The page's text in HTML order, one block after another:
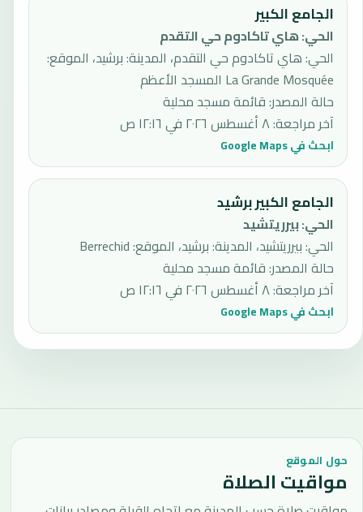
الجامع الكبير
الحي:هاي تاكادوم حي التقدم
الحي: هاي تاكادوم حي التقدم، المدينة: برشيد، الموقع:
La Grande Mosquée المسجد الأعظم
حالة المصدر:قائمة مسجد محلية
آخر مراجعة:٨ أغسطس ٢٠٢٦ في ١٢:١٦ ص
ابحث في Google Maps
الجامع الكبير برشيد
الحي:بيرريتشيد
الحي: بيرريتشيد، المدينة: برشيد، الموقع: Berrechid
حالة المصدر:قائمة مسجد محلية
آخر مراجعة:٨ أغسطس ٢٠٢٦ في ١٢:١٦ ص
ابحث في Google Maps
حول الموقع
مواقيت الصلاة